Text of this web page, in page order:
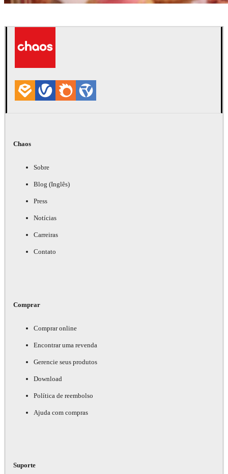
Chaos
Sobre
Blog (Inglês)
Press
Notícias
Carreiras
Contato
Comprar
Comprar online
Encontrar uma revenda
Gerencie seus produtos
Download
Política de reembolso
Ajuda com compras
Suporte